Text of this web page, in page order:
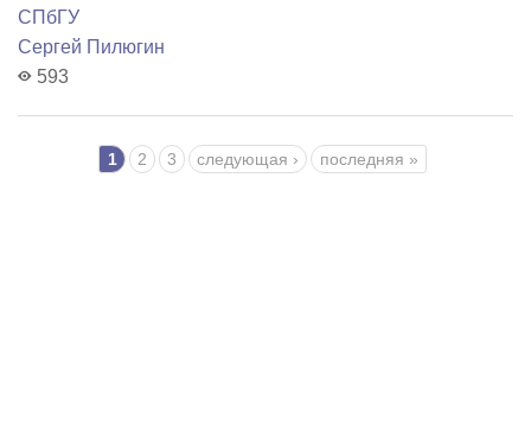
СПбГУ
Сергей Пилюгин
593
Страницы 1 2 3 следующая › последняя »